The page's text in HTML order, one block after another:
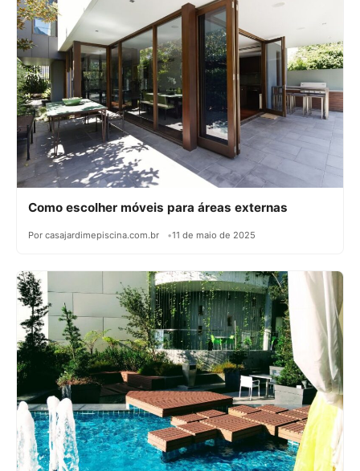
Como escolher móveis para áreas externas
Por casajardimepiscina.com.br 11 de maio de 2025